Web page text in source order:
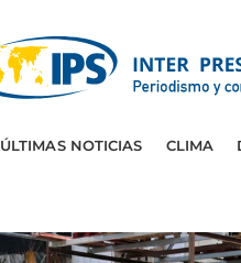
ÚLTIMAS NOTICIAS CLIMA